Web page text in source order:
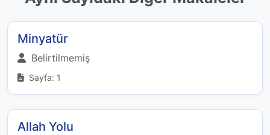
Minyatür
Belirtilmemiş
Sayfa: 1
Allah Yolu